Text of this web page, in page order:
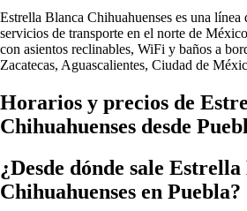
Estrella Blanca Chihuahuenses es una línea
servicios de transporte en el norte de
con asientos reclinables, WiFi y baños a
Zacatecas, Aguascalientes, Ciudad de
Horarios y precios de
Chihuahuenses desde
¿Desde dónde sale
Chihuahuenses en Puebla?